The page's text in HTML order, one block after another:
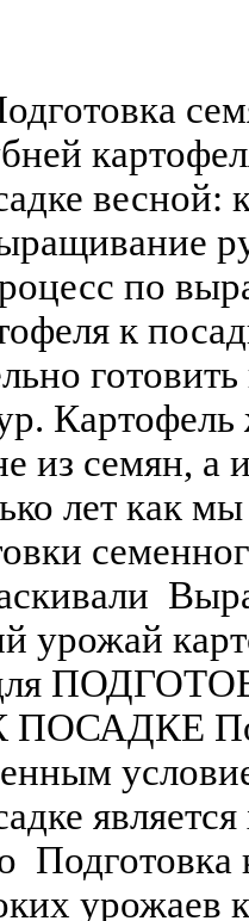
весной:
по
к
Картофель
из семян,
лет как
урожай
для
Подготовка
урожаев